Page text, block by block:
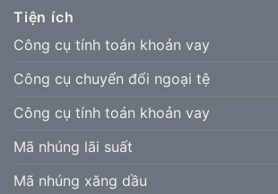
Tiện ích
Công cụ tính toán khoản vay
Công cụ chuyển đổi ngoại tệ
Công cụ tính toán khoản vay
Mã nhúng lãi suất
Mã nhúng xăng dầu